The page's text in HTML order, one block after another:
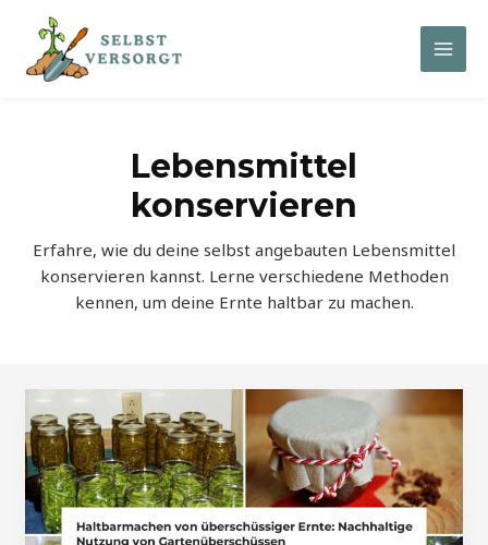
Inhalt
springen
Main
Lebensmittel
konservieren
Erfahre, wie du deine selbst angebauten Lebensmittel
konservieren kannst. Lerne verschiedene Methoden
kennen, um deine Ernte haltbar zu machen.